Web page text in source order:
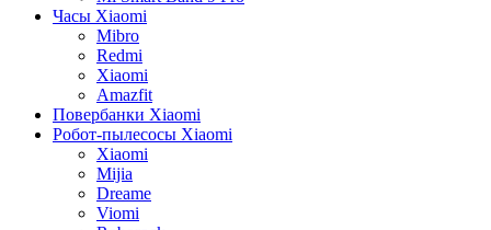
Часы Xiaomi
Mibro
Redmi
Xiaomi
Amazfit
Повербанки Xiaomi
Робот-пылесосы Xiaomi
Xiaomi
Mijia
Dreame
Viomi